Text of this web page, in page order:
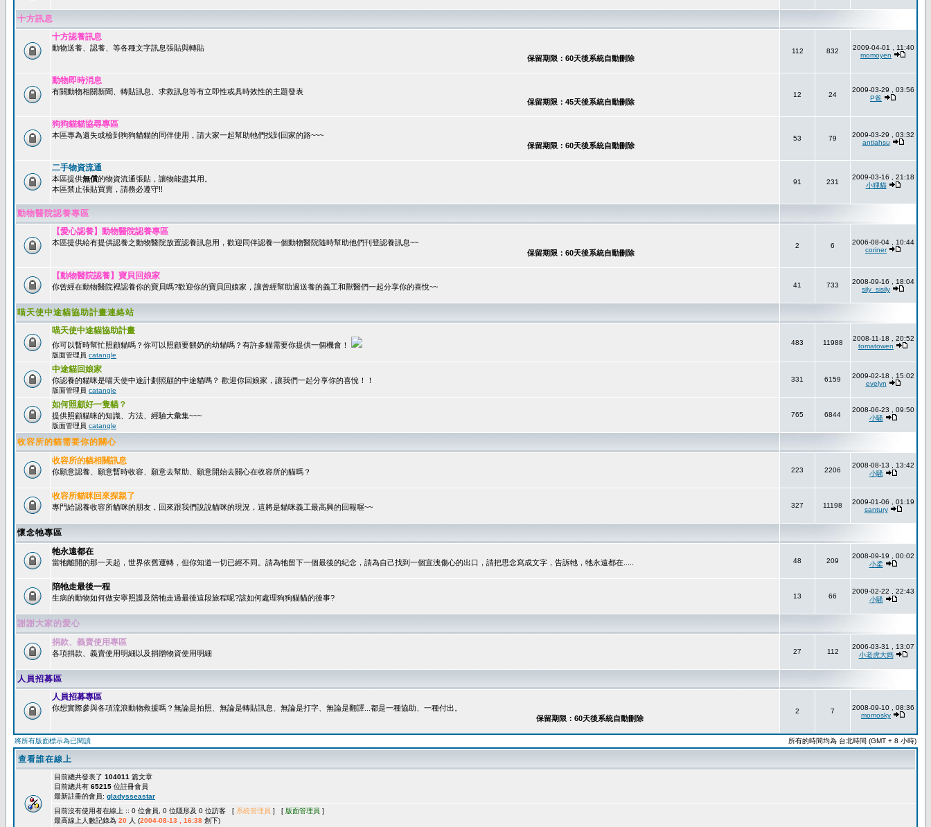
十方訊息
十方認養訊息
動物送養、認養、等各種文字訊息張貼與轉貼
保留期限：60天後系統自動刪除
112 832
2009-04-01 , 11:40
momoyen
動物即時消息
有關動物相關新聞、轉貼訊息、求救訊息等有立即性或具時效性的主題發表
保留期限：45天後系統自動刪除
12 24
2009-03-29 , 03:56
P爸
狗狗貓貓協尋專區
本區專為遺失或檢到狗狗貓貓的同伴使用，請大家一起幫助牠們找到回家的路~~~
保留期限：60天後系統自動刪除
53 79
2009-03-29 , 03:32
antiahsu
二手物資流通
本區提供無償的物資流通張貼，讓物能盡其用。
本區禁止張貼買賣，請務必遵守!!
91 231
2009-03-16 , 21:18
小狸貓
動物醫院認養專區
【愛心認養】動物醫院認養專區
本區提供給有提供認養之動物醫院放置認養訊息用，歡迎同伴認養一個動物醫院隨時幫助他們刊登認養訊息~~
保留期限：60天後系統自動刪除
2 6
2006-08-04 , 10:44
coriner
【動物醫院認養】寶貝回娘家
你曾經在動物醫院裡認養你的寶貝嗎?歡迎你的寶貝回娘家，讓曾經幫助過送養的義工和獸醫們一起分享你的喜悅~~ 41 733
2008-09-16 , 18:04
sily_sisily
喵天使中途貓協助計畫連絡站
喵天使中途貓協助計畫
你可以暫時幫忙照顧貓嗎？你可以照顧要餵奶的幼貓嗎？有許多貓需要你提供一個機會！
版面管理員 catangle
483 11988
2008-11-18 , 20:52
tomatowen
中途貓回娘家
你認養的貓咪是喵天使中途計劃照顧的中途貓嗎？ 歡迎你回娘家，讓我們一起分享你的喜悅！！
版面管理員 catangle
331 6159
2009-02-18 , 15:02
evelyn
如何照顧好一隻貓？
提供照顧貓咪的知識、方法、經驗大彙集~~~
版面管理員 catangle
765 6844
2008-06-23 , 09:50
小騷
收容所的貓需要你的關心
收容所的貓相關訊息
你願意認養、願意暫時收容、願意去幫助、願意開始去關心在收容所的貓嗎？ 223 2206
2008-08-13 , 13:42
小騷
收容所貓咪回來探親了
專門給認養收容所貓咪的朋友，回來跟我們說說貓咪的現況，這將是貓咪義工最高興的回報喔~~ 327 11198
2009-01-06 , 01:19
santury
懷念牠專區
牠永遠都在
當牠離開的那一天起，世界依舊運轉，但你知道一切已經不同。請為牠留下一個最後的紀念，請為自己找到一個宣洩傷心的出口，請把思念寫成文字，告訴牠，牠永遠都在..... 48 209
2008-09-19 , 00:02
小柔
陪牠走最後一程
生病的動物如何做安寧照護及陪牠走過最後這段旅程呢?該如何處理狗狗貓貓的後事? 13 66
2009-02-22 , 22:43
小騷
謝謝大家的愛心
捐款、義賣使用專區
各項捐款、義賣使用明細以及捐贈物資使用明細 27 112
2006-03-31 , 13:07
小老虎大媽
人員招募區
人員招募專區
你想實際參與各項流浪動物救援嗎？無論是拍照、無論是轉貼訊息、無論是打字、無論是翻譯...都是一種協助、一種付出。
保留期限：60天後系統自動刪除
2 7
2008-09-10 , 08:36
momosky
將所有版面標示為已閱讀 所有的時間均為 台北時間 (GMT + 8 小時)
查看誰在線上
目前總共發表了 104011 篇文章
目前總共有 65215 位註冊會員
最新註冊的會員: gladysseastar
目前沒有使用者在線上 :: 0 位會員, 0 位隱形及 0 位訪客 [ 系統管理員 ] [ 版面管理員 ]
最高線上人數記錄為 20 人 (2004-08-13 , 16:38 創下)